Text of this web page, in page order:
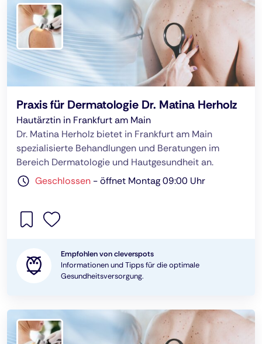
Praxis für Dermatologie Dr. Matina Herholz
Hautärztin in Frankfurt am Main
Dr. Matina Herholz bietet in Frankfurt am Main
spezialisierte Behandlungen und Beratungen im
Bereich Dermatologie und Hautgesundheit an.
Geschlossen -öffnet Montag 09:00 Uhr
Empfohlen von cleverspots
Informationen und Tipps für die optimale
Gesundheitsversorgung.